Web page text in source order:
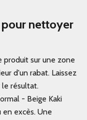
pour nettoyer
produit sur une zone
d'un rabat. Laissez
résultat.
- Beige Kaki
excès. Une